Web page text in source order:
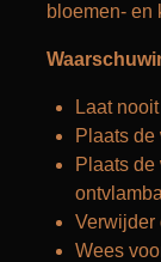
bloemen- en
Laat
Plaats
Plaats
Verwijder
Wees